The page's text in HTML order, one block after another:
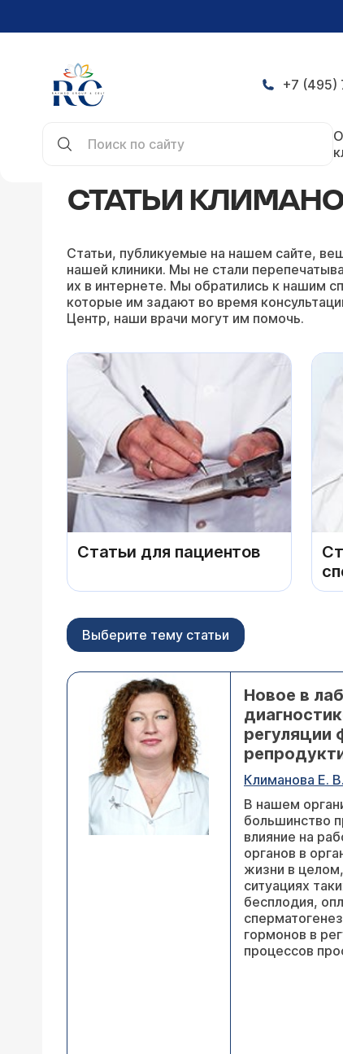
+7 (495)
О
СТАТЬИ
Статьи, публикуемые на нашем сайте,
нашей клиники. Мы не стали
их в интернете. Мы обратились к нашим
которые им задают во время
Центр, наши врачи могут им помочь.
Статьи для пациентов
Выберите тему статьи
Новое в
регуляции
Климанова Е. В.
В нашем
большинство
влияние на
органов в
жизни в
ситуациях
бесплодия,
гормонов в
процессов